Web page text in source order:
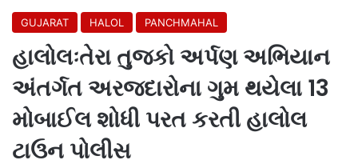
GUJARAT HALOL PANCHMAHAL
હાલોલઃતેરા તુજકો અર્પણ અભિયાન
અંતર્ગત અરજદારોના ગુમ થયેલા 13
મોબાઈલ શોધી પરત કરતી હાલોલ
ટાઉન પોલીસ